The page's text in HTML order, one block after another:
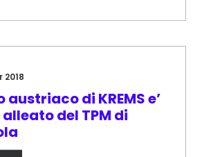
2018
austriaco di KREMS e’
del TPM di